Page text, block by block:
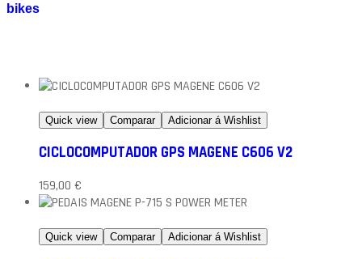
bikes
Quick view Comparar Adicionar á Wishlist
CICLOCOMPUTADOR GPS MAGENE C606 V2
159,00 €
Quick view Comparar Adicionar á Wishlist